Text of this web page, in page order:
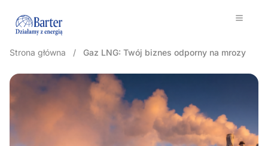
Strona główna / Gaz LNG: Twój biznes odporny na mrozy